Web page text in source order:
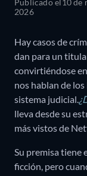
2026
Hay casos de
dan para un
convirtiéndose
nos hablan de
sistema judicial.
lleva desde su
más vistos de
Su premisa tiene
ficción, pero